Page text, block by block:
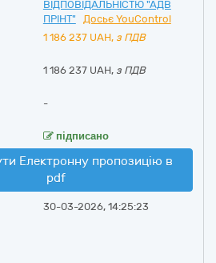
ВІДПОВІДАЛЬНІСТЮ "АДВ
ПРІНТ"
Досьє YouControl
1 186 237 UAH, з ПДВ
1 186 237 UAH, з ПДВ
-
підписано
Електронну пропозицію в
pdf
30-03-2026, 14:25:23